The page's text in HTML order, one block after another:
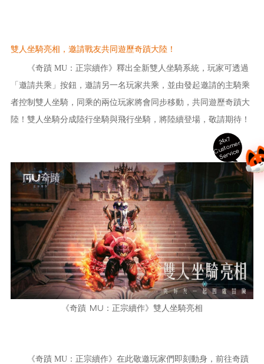
雙人坐騎亮相，邀請戰友共同遊歷奇蹟大陸！
《奇蹟 MU：正宗續作》釋出全新雙人坐騎系統，玩家可透過
「邀請共乘」按鈕，邀請另一名玩家共乘，並由發起邀請的主騎乘
者控制雙人坐騎，同乘的兩位玩家將會同步移動，共同遊歷奇蹟大
陸！雙人坐騎分成陸行坐騎與飛行坐騎，將陸續登場，敬請期待！
《奇蹟 MU：正宗續作》雙人坐騎亮相
《奇蹟 MU：正宗續作》在此敬邀玩家們即刻動身，前往奇蹟
24x7
C
ust
o
m
er
S
ervi
c
e